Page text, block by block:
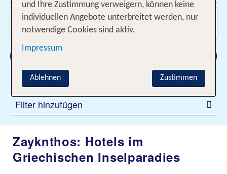
Wer reist mit?
2 Erwachsene
Filter hinzufügen
Zayknthos: Hotels im
Griechischen Inselparadies
und Ihre Zustimmung verweigern, können keine
individuellen Angebote unterbreitet werden, nur
notwendige Cookies sind aktiv.
Impressum
Zustimmen
Ablehnen